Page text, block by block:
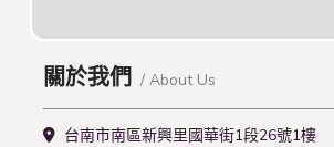
關於我們 / About Us
台南市南區新興里國華街1段26號1樓